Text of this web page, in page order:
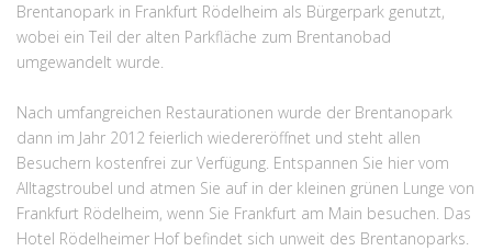
Brentanopark in Frankfurt Rödelheim als Bürgerpark genutzt,
wobei ein Teil der alten Parkfläche zum Brentanobad
umgewandelt wurde.
Nach umfangreichen Restaurationen wurde der Brentanopark
dann im Jahr 2012 feierlich wiedereröffnet und steht allen
Besuchern kostenfrei zur Verfügung. Entspannen Sie hier vom
Alltagstroubel und atmen Sie auf in der kleinen grünen Lunge von
Frankfurt Rödelheim, wenn Sie Frankfurt am Main besuchen. Das
Hotel Rödelheimer Hof befindet sich unweit des Brentanoparks.